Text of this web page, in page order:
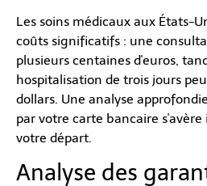
Les soins médicaux aux États-
coûts significatifs : une
plusieurs centaines d'euros,
hospitalisation de trois jours
dollars. Une analyse
par votre carte bancaire
votre départ.
Analyse des